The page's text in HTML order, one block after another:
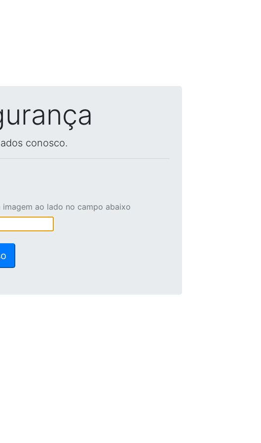
conosco.
imagem ao lado no campo abaixo